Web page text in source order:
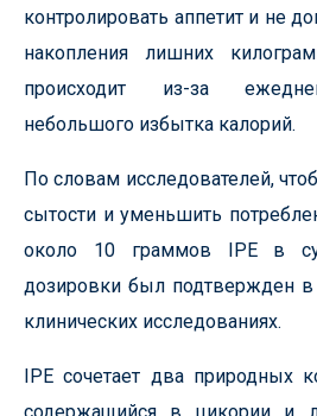
контролировать аппетит и не
накопления лишних
происходит из-за
небольшого избытка калорий.
По словам исследователей,
сытости и уменьшить
около 10 граммов IPE в
дозировки был подтвержден
клинических исследованиях.
IPE сочетает два природных